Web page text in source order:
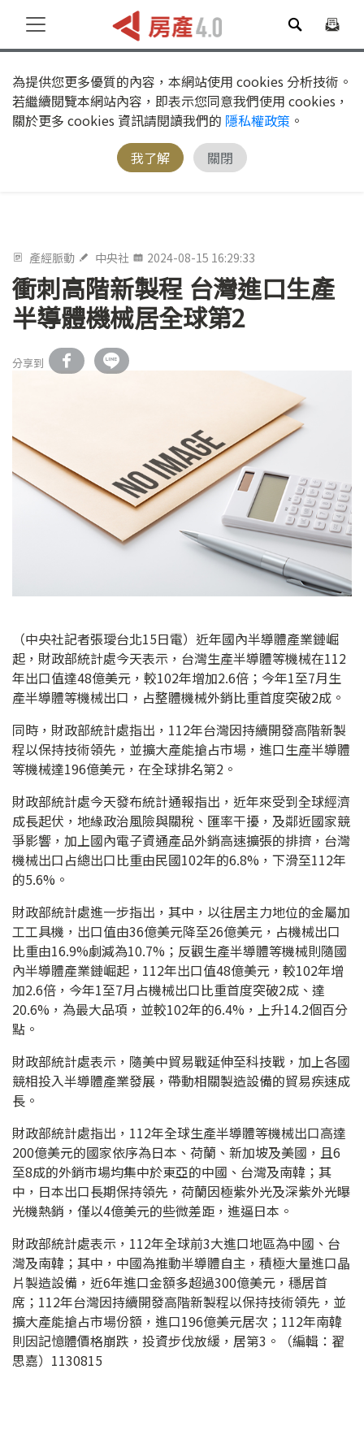
為提供您更多優質的內容，本網站使用 cookies 分析技術。
若繼續閱覽本網站內容，即表示您同意我們使用 cookies，
關於更多 cookies 資訊請閱讀我們的 隱私權政策 。
我了解
關閉
產經脈動 中央社 2024-08-15 16:29:33
衝刺高階新製程 台灣進口生產
半導體機械居全球第2
分享到
（中央社記者張璦台北15日電）近年國內半導體產業鏈崛
起，財政部統計處今天表示，台灣生產半導體等機械在112
年出口值達48億美元，較102年增加2.6倍；今年1至7月生
產半導體等機械出口，占整體機械外銷比重首度突破2成。
同時，財政部統計處指出，112年台灣因持續開發高階新製
程以保持技術領先，並擴大產能搶占市場，進口生產半導體
等機械達196億美元，在全球排名第2。
財政部統計處今天發布統計通報指出，近年來受到全球經濟
成長起伏，地緣政治風險與關稅、匯率干擾，及鄰近國家競
爭影響，加上國內電子資通產品外銷高速擴張的排擠，台灣
機械出口占總出口比重由民國102年的6.8%，下滑至112年
的5.6%。
財政部統計處進一步指出，其中，以往居主力地位的金屬加
工工具機，出口值由36億美元降至26億美元，占機械出口
比重由16.9%劇減為10.7%；反觀生產半導體等機械則隨國
內半導體產業鏈崛起，112年出口值48億美元，較102年增
加2.6倍，今年1至7月占機械出口比重首度突破2成、達
20.6%，為最大品項，並較102年的6.4%，上升14.2個百分
點。
財政部統計處表示，隨美中貿易戰延伸至科技戰，加上各國
競相投入半導體產業發展，帶動相關製造設備的貿易疾速成
長。
財政部統計處指出，112年全球生產半導體等機械出口高達
200億美元的國家依序為日本、荷蘭、新加坡及美國，且6
至8成的外銷市場均集中於東亞的中國、台灣及南韓；其
中，日本出口長期保持領先，荷蘭因極紫外光及深紫外光曝
光機熱銷，僅以4億美元的些微差距，進逼日本。
財政部統計處表示，112年全球前3大進口地區為中國、台
灣及南韓；其中，中國為推動半導體自主，積極大量進口晶
片製造設備，近6年進口金額多超過300億美元，穩居首
席；112年台灣因持續開發高階新製程以保持技術領先，並
擴大產能搶占市場份額，進口196億美元居次；112年南韓
則因記憶體價格崩跌，投資步伐放緩，居第3。（編輯：翟
思嘉）1130815